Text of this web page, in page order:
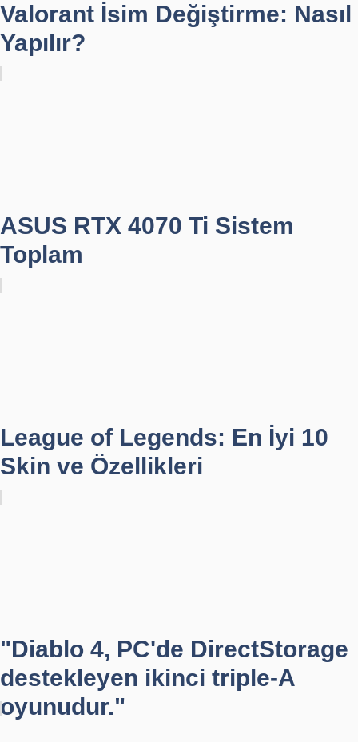
Valorant İsim Değiştirme: Nasıl
Yapılır?
ASUS RTX 4070 Ti Sistem
Toplam
League of Legends: En İyi 10
Skin ve Özellikleri
"Diablo 4, PC'de DirectStorage
destekleyen ikinci triple-A
oyunudur."